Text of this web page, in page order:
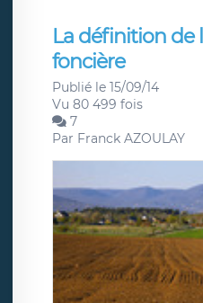
La définition
foncière
Publié le 15/09/14
Vu 80 499 fois
7
Par Franck AZOULAY